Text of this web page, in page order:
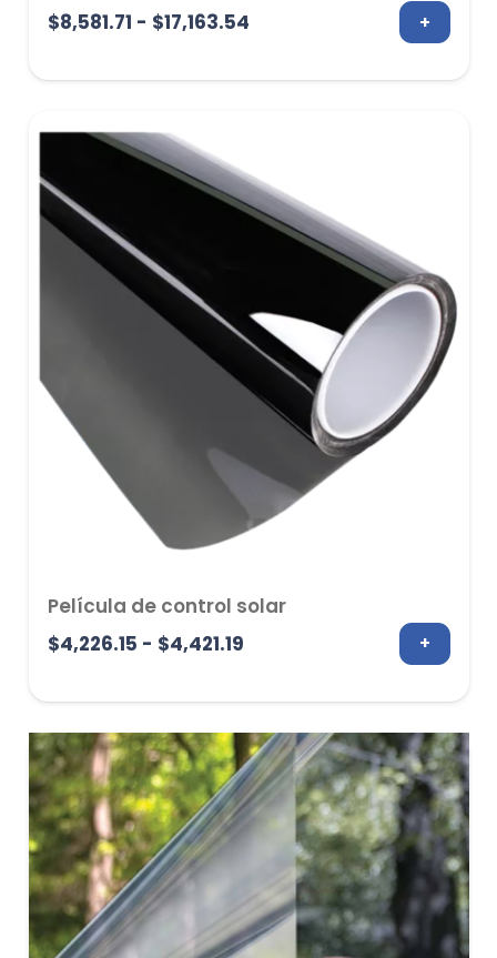
$8,581.71 - $17,163.54Rango
precios:
hasta
$17,163.54
+
Película de control solar
$4,226.15 - $4,421.19Rango
precios:
desde
$4,226.15
hasta
$4,421.19
+